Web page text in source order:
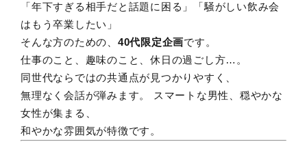
「年下すぎる相手だと話題に困る」「騒がしい飲み会
はもう卒業したい」
そんな方のための、 40代限定企画です。
仕事のこと、趣味のこと、休日の過ごし方…。
同世代ならではの共通点が見つかりやすく、
無理なく会話が弾みます。 スマートな男性、穏やかな
女性が集まる、
和やかな雰囲気が特徴です。